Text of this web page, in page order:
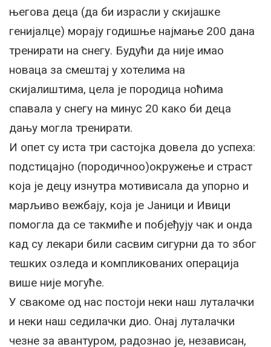
његова деца (да би израсли у скијашке
генијалце) морају годишње најмање 200 дана
тренирати на снегу. Будући да није имао
новаца за смештај у хотелима на
скијалиштима, цела је породица ноћима
спавала у снегу на минус 20 како би деца
дању могла тренирати.
И опет су иста три састојка довела до успеха:
подстицајно (породичноо)окружење и страст
која је децу изнутра мотивисала да упорно и
марљиво вежбају, која је Јаници и Ивици
помогла да се такмиће и побјеђују чак и онда
кад су лекари били сасвим сигурни да то због
тешких озледа и компликованих операција
више није могуће.
У свакоме од нас постоји неки наш луталачки
и неки наш седилачки дио. Онај луталачки
чезне за авантуром, радознао је, независан,